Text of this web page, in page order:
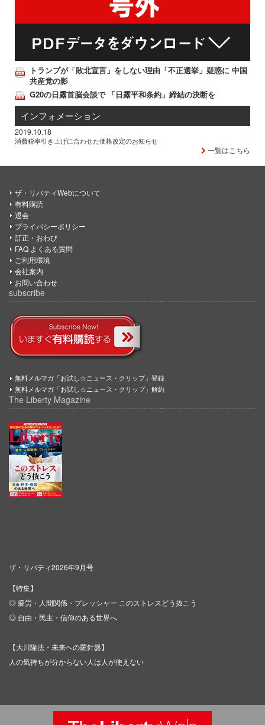
トランプが「敗北宣言」をしない理由「不正選挙」疑惑に 中国
共産党の影
G20の日露首脳会談で 「日露平和条約」締結の決断を
インフォメーション
2019.10.18
消費税率引き上げに合わせた価格改定のお知らせ
一覧はこちら
ザ・リバティWebについて
有料購読
退会
プライバシーポリシー
訂正・おわび
FAQ よくある質問
ご利用環境
会社案内
お問い合わせ
subscribe
無料メルマガ「お試し☆ニュース・クリップ」登録
無料メルマガ「お試し☆ニュース・クリップ」解約
The Liberty Magazine
ザ・リバティ2026年9月号
【特集】
◎ 疲労・人間関係・プレッシャー このストレスどう抜こう
◎ 自由・民主・信仰のある世界へ
【大川隆法・未来への羅針盤】
人の気持ちが分からない人は人が使えない